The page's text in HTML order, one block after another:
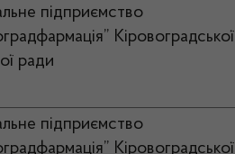
підприємство
Кіровоградської
ради
підприємство
Кіровоградської